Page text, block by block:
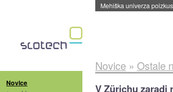
Evropska vesoljska
Novice
Novice » Ostale
V Zürichu zaradi